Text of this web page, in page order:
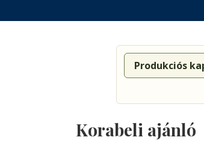
Produkciós
Korabeli ajánló